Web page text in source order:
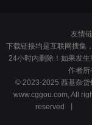
友情
下载链接均是互联网搜集
24小时内删除！如果发
作者所
© 2023-2025 西基杂货
www.cggou.com, All
reserved 丨